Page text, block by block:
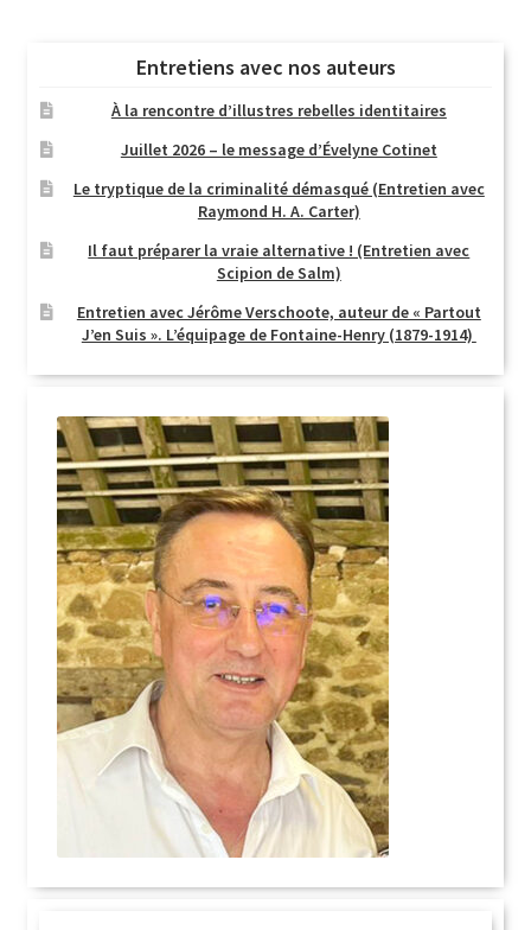
Entretiens avec nos auteurs
À la rencontre d’illustres rebelles identitaires
Juillet 2026 – le message d’Évelyne Cotinet
Le tryptique de la criminalité démasqué (Entretien avec
Raymond H. A. Carter)
Il faut préparer la vraie alternative ! (Entretien avec
Scipion de Salm)
Entretien avec Jérôme Verschoote, auteur de « Partout
J’en Suis ». L’équipage de Fontaine-Henry (1879-1914)